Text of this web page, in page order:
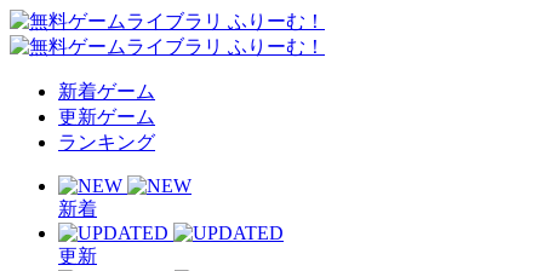
新着ゲーム
更新ゲーム
ランキング
新着
更新